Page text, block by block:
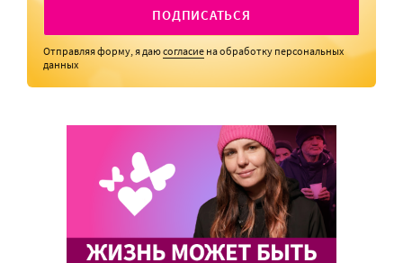
ПОДПИСАТЬСЯ
Отправляя форму, я даюсогласие на обработку персональных
данных